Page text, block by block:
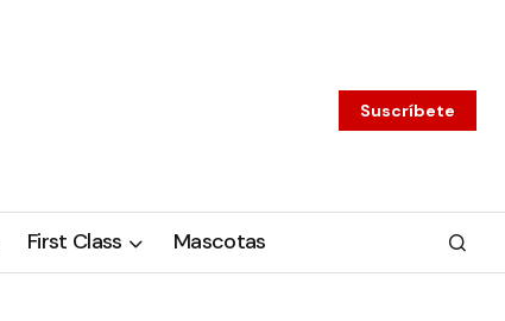
Suscríbete
First Class Mascotas